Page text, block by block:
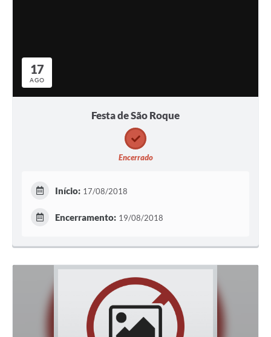
17
AGO
Festa de São Roque
Encerrado
Início: 17/08/2018
Encerramento: 19/08/2018